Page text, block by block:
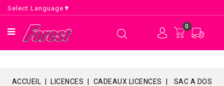
Select Language ▼
0
ACCUEIL LICENCES CADEAUX LICENCES
SAC A DOS